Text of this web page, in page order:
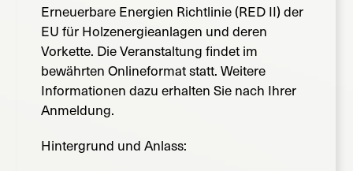
Erneuerbare Energien Richtlinie (RED II) der
EU für Holzenergieanlagen und deren
Vorkette. Die Veranstaltung findet im
bewährten Onlineformat statt. Weitere
Informationen dazu erhalten Sie nach Ihrer
Anmeldung.
Hintergrund und Anlass: